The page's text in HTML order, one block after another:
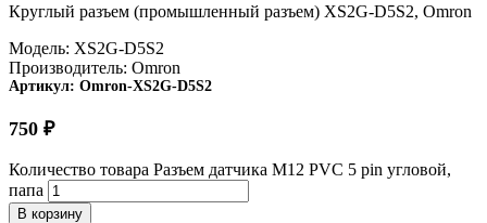
Круглый разъем (промышленный разъем) XS2G-D5S2, Omron
Модель: XS2G-D5S2
Производитель: Omron
Артикул: Omron-XS2G-D5S2
750 ₽
Количество товара Разъем датчика M12 PVC 5 pin угловой,
папа
В корзину